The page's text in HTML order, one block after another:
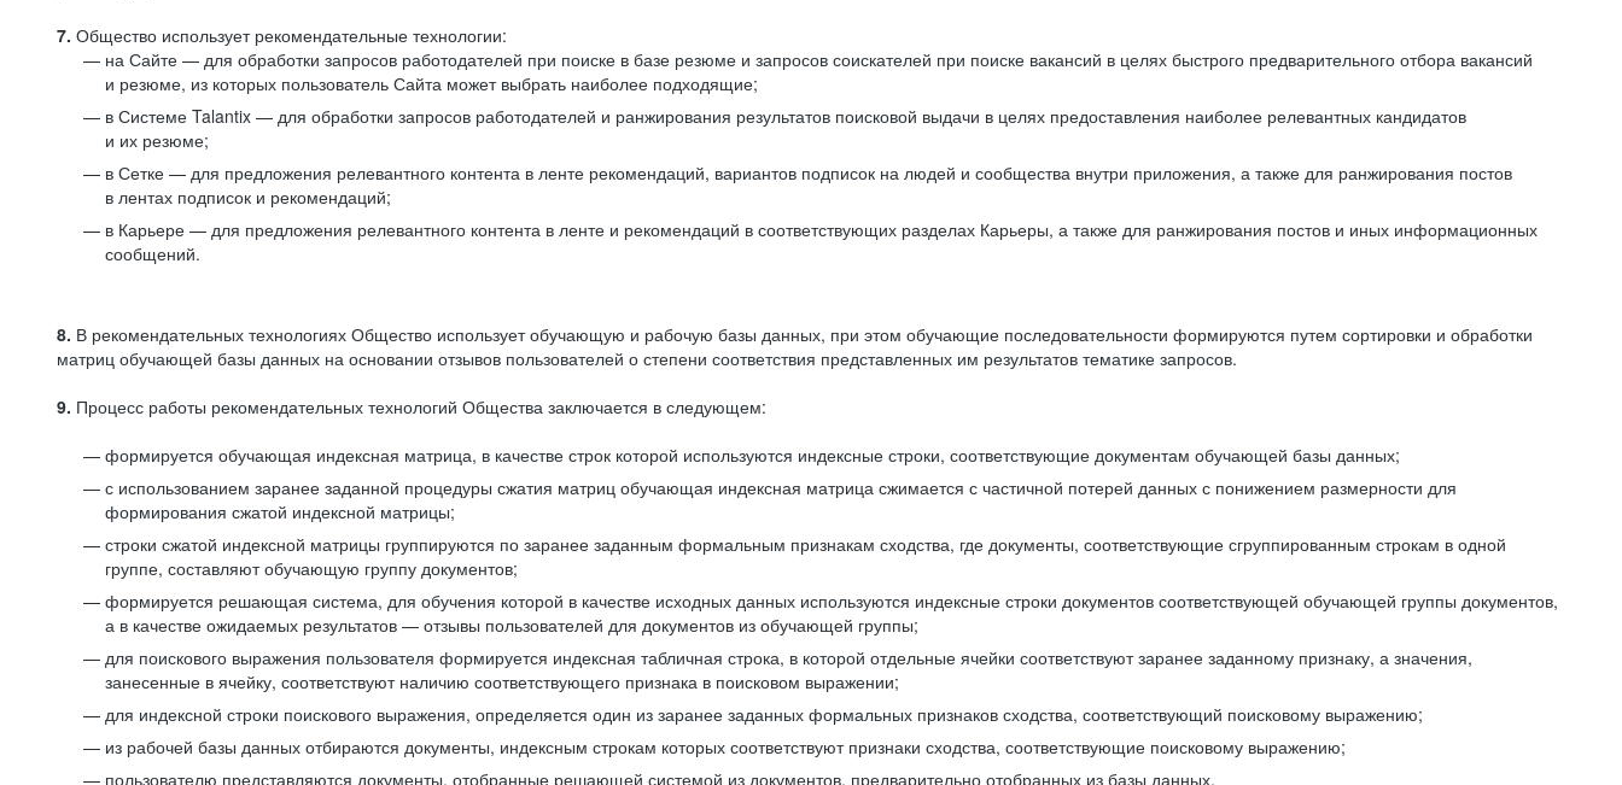
7. Общество использует рекомендательные технологии:
на Сайте — для обработки запросов работодателей при поиске в базе резюме и запросов соискателей при поиске вакансий в целях быстрого предварительного отбора вакансий
и резюме, из которых пользователь Сайта может выбрать наиболее подходящие;
в Системе Talantix — для обработки запросов работодателей и ранжирования результатов поисковой выдачи в целях предоставления наиболее релевантных кандидатов
и их резюме;
в Сетке — для предложения релевантного контента в ленте рекомендаций, вариантов подписок на людей и сообщества внутри приложения, а также для ранжирования постов
в лентах подписок и рекомендаций;
в Карьере — для предложения релевантного контента в ленте и рекомендаций в соответствующих разделах Карьеры, а также для ранжирования постов и иных информационных
сообщений.
8. В рекомендательных технологиях Общество использует обучающую и рабочую базы данных, при этом обучающие последовательности формируются путем сортировки и обработки
матриц обучающей базы данных на основании отзывов пользователей о степени соответствия представленных им результатов тематике запросов.
9. Процесс работы рекомендательных технологий Общества заключается в следующем:
формируется обучающая индексная матрица, в качестве строк которой используются индексные строки, соответствующие документам обучающей базы данных;
с использованием заранее заданной процедуры сжатия матриц обучающая индексная матрица сжимается с частичной потерей данных с понижением размерности для
формирования сжатой индексной матрицы;
строки сжатой индексной матрицы группируются по заранее заданным формальным признакам сходства, где документы, соответствующие сгруппированным строкам в одной
группе, составляют обучающую группу документов;
формируется решающая система, для обучения которой в качестве исходных данных используются индексные строки документов соответствующей обучающей группы документов,
а в качестве ожидаемых результатов — отзывы пользователей для документов из обучающей группы;
для поискового выражения пользователя формируется индексная табличная строка, в которой отдельные ячейки соответствуют заранее заданному признаку, а значения,
занесенные в ячейку, соответствуют наличию соответствующего признака в поисковом выражении;
для индексной строки поискового выражения, определяется один из заранее заданных формальных признаков сходства, соответствующий поисковому выражению;
из рабочей базы данных отбираются документы, индексным строкам которых соответствуют признаки сходства, соответствующие поисковому выражению;
пользователю представляются документы, отобранные решающей системой из документов, предварительно отобранных из базы данных.